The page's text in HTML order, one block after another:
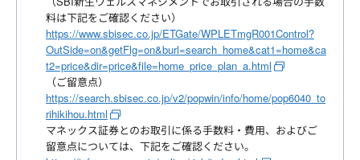
料は下記をご確認ください）
https://www.sbisec.co.jp/ETGate/WPLETmgR001Control?
OutSide=on&getFlg=on&burl=search_home&cat1=home&ca
t2=price&dir=price&file=home_price_plan_a.html
（ご留意点）
https://search.sbisec.co.jp/v2/popwin/info/home/pop6040_to
rihikihou.html
マネックス証券とのお取引に係る手数料・費用、およびご
留意点については、下記をご確認ください。